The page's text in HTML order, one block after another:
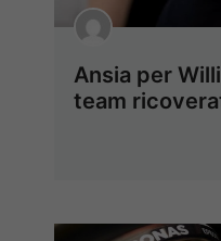
Ansia per
team